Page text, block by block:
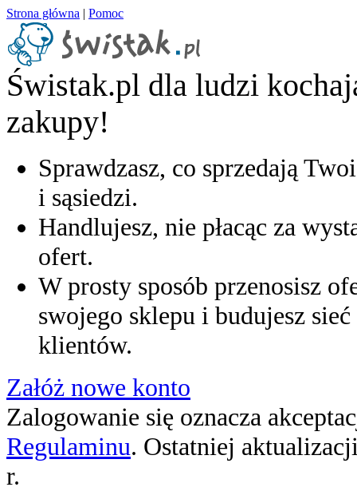
Strona główna | Pomoc
Świstak.pl dla ludzi
zakupy!
Sprawdzasz, co sprzedają
i sąsiedzi.
Handlujesz, nie płacąc za
ofert.
W prosty sposób przenosisz
swojego sklepu i budujesz sieć
klientów.
Załóż nowe konto
Zalogowanie się oznacza
Regulaminu. Ostatniej
r.